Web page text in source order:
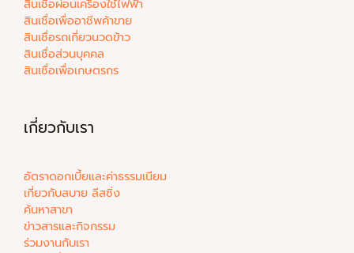
สินเชื่อผ่อนเครื่องใช้ไฟฟ้า
สินเชื่อเพื่ออาชีพค้าขาย
สินเชื่อรถเกี่ยวนวดข้าว
สินเชื่อส่วนบุคคล
สินเชื่อเพื่อเกษตรกร
เกี่ยวกับเรา
อัตราดอกเบี้ยและค่าธรรมเนียม
เกี่ยวกับสบาย ลีสซิ่ง
ค้นหาสาขา
ข่าวสารและกิจกรรม
ร่วมงานกับเรา